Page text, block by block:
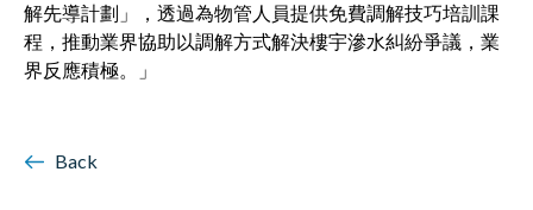
解先導計劃」，透過為物管人員提供免費調解技巧培訓課
程，推動業界協助以調解方式解決樓宇滲水糾紛爭議，業
界反應積極。」
Back